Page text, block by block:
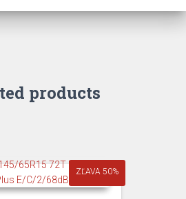
products
ZĽAVA 50%